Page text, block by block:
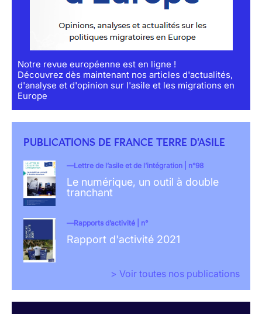
Notre revue européenne est en ligne !
Découvrez dès maintenant nos articles d'actualités,
d'analyse et d'opinion sur l'asile et les migrations en
Europe
PUBLICATIONS DE FRANCE TERRE D'ASILE
Lettre de l’asile et de l’intégration | n°98
Le numérique, un outil à double
tranchant
Rapports d’activité | n°
Rapport d'activité 2021
> Voir toutes nos publications